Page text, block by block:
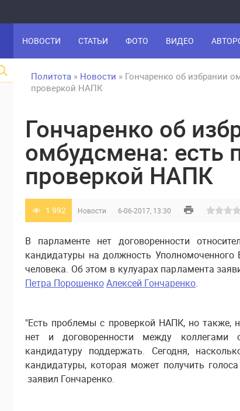
НОВОСТИ СТАТЬИ ФОТО ВИДЕО
Политота » Новости » Гончаренко об избрании
проверкой НАПК
Гончаренко об
омбудсмена: есть
проверкой НАПК
1 992 Новости 6-06-2017, 13:30
В парламенте нет договоренности
кандидатуры на должность
человека. Об этом в кулуарах парламента
Петра ПорошенкоАлексей Гончаренко.
"Есть проблемы с проверкой НАПК, но также,
нет и договоренности между коллегами
кандидатуру поддержать. Сегодня,
кандидатуры, которая может получить
заявил Гончаренко.